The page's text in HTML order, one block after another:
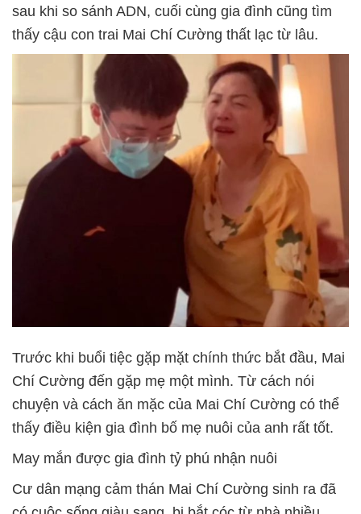
sau khi so sánh ADN, cuối cùng gia đình cũng tìm
thấy cậu con trai Mai Chí Cường thất lạc từ lâu.
Trước khi buổi tiệc gặp mặt chính thức bắt đầu, Mai
Chí Cường đến gặp mẹ một mình. Từ cách nói
chuyện và cách ăn mặc của Mai Chí Cường có thể
thấy điều kiện gia đình bố mẹ nuôi của anh rất tốt.
May mắn được gia đình tỷ phú nhận nuôi
Cư dân mạng cảm thán Mai Chí Cường sinh ra đã